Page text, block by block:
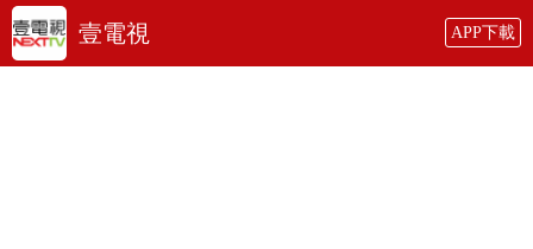
壹電視 APP下載